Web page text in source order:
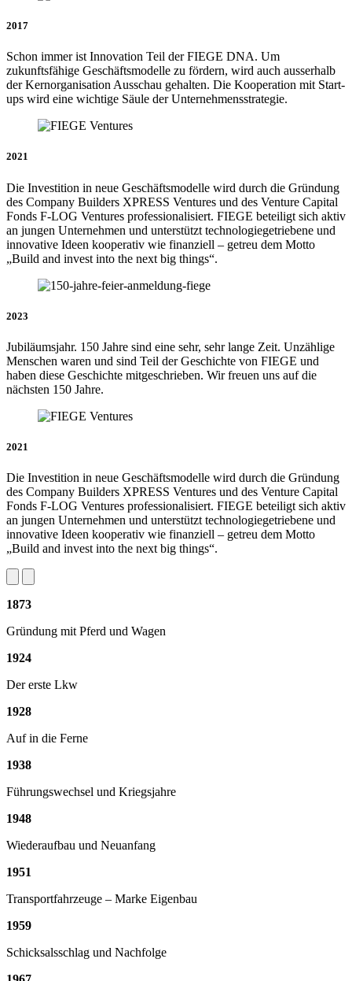
2017
Schon immer ist Innovation Teil der FIEGE DNA. Um
zukunftsfähige Geschäftsmodelle zu fördern, wird auch ausserhalb
der Kernorganisation Ausschau gehalten. Die Kooperation mit Start-
ups wird eine wichtige Säule der Unternehmensstrategie.
2021
Die Investition in neue Geschäftsmodelle wird durch die Gründung
des Company Builders XPRESS Ventures und des Venture Capital
Fonds F-LOG Ventures professionalisiert. FIEGE beteiligt sich aktiv
an jungen Unternehmen und unterstützt technologiegetriebene und
innovative Ideen kooperativ wie finanziell – getreu dem Motto
„Build and invest into the next big things“.
2023
Jubiläumsjahr. 150 Jahre sind eine sehr, sehr lange Zeit. Unzählige
Menschen waren und sind Teil der Geschichte von FIEGE und
haben diese Geschichte mitgeschrieben. Wir freuen uns auf die
nächsten 150 Jahre.
2021
Die Investition in neue Geschäftsmodelle wird durch die Gründung
des Company Builders XPRESS Ventures und des Venture Capital
Fonds F-LOG Ventures professionalisiert. FIEGE beteiligt sich aktiv
an jungen Unternehmen und unterstützt technologiegetriebene und
innovative Ideen kooperativ wie finanziell – getreu dem Motto
„Build and invest into the next big things“.
1873
Gründung mit Pferd und Wagen
1924
Der erste Lkw
1928
Auf in die Ferne
1938
Führungswechsel und Kriegsjahre
1948
Wiederaufbau und Neuanfang
1951
Transportfahrzeuge – Marke Eigenbau
1959
Schicksalsschlag und Nachfolge